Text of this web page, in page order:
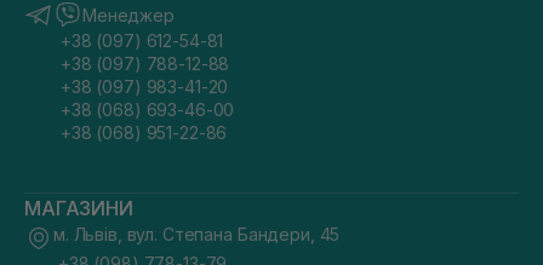
Менеджер
+38 (097) 612-54-81
+38 (097) 788-12-88
+38 (097) 983-41-20
+38 (068) 693-46-00
+38 (068) 951-22-86
МАГАЗИНИ
м. Львів, вул. Степана Бандери, 45